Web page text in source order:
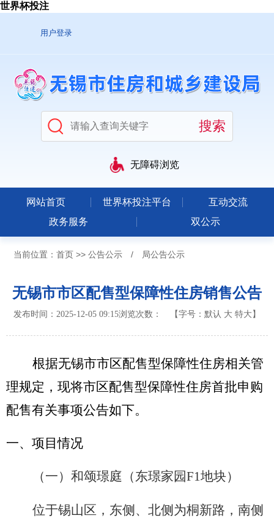
世界杯投注
用户登录
无障碍浏览
网站首页 世界杯投注平台
互动交流
政务服务
双公示
当前位置： 首页>> 公告公示 / 局公告公示
无锡市市区配售型保障性住房销售公告
发布时间：2025-12-05 09:15浏览次数： 【字号： 默认 大 特大 】
根据无锡市市区配售型保障性住房相关管
理规定，现将市区配售型保障性住房首批申购
配售有关事项公告如下。
一、项目情况
（一）和颂璟庭（东璟家园F1地块）
位于锡山区，东侧、北侧为桐新路，南侧